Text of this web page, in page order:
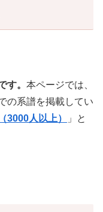
す。 本ページでは、
の系譜を掲載してい
3000人以上）
」と